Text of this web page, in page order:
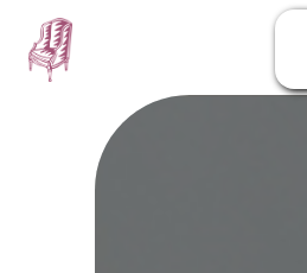
Panneau de gestion des cookies